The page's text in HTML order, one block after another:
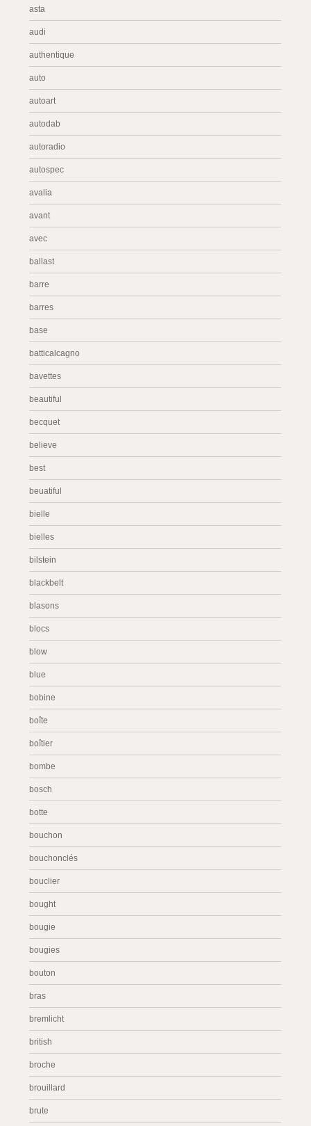
asta
audi
authentique
auto
autoart
autodab
autoradio
autospec
avalia
avant
avec
ballast
barre
barres
base
batticalcagno
bavettes
beautiful
becquet
believe
best
beuatiful
bielle
bielles
bilstein
blackbelt
blasons
blocs
blow
blue
bobine
boîte
boîtier
bombe
bosch
botte
bouchon
bouchonclés
bouclier
bought
bougie
bougies
bouton
bras
bremlicht
british
broche
brouillard
brute